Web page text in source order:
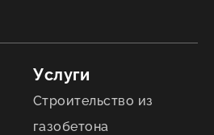
Услуги
Строительство из
газобетона